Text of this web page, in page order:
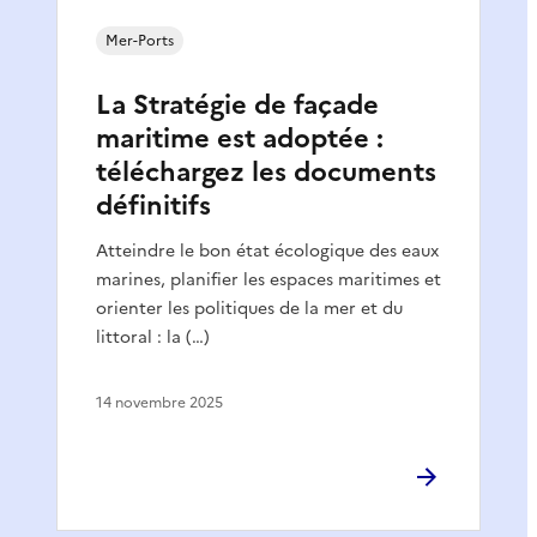
La Stratégie de façade
maritime est adoptée :
téléchargez les documents
définitifs
Atteindre le bon état écologique des eaux
marines, planifier les espaces maritimes et
orienter les politiques de la mer et du
littoral : la (…)
Mer-Ports
14 novembre 2025